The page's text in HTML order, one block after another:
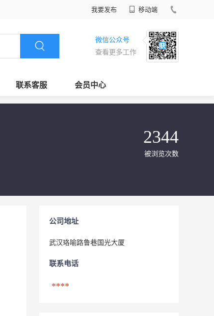
我要发布 移动端
微信公众号
查看更多工作
联系客服 会员中心
2344
被浏览次数
公司地址
武汉珞喻路鲁巷国光大厦
联系电话
****